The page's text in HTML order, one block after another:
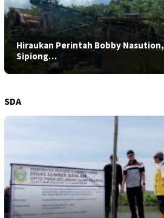
Hiraukan Perintah Bobby
Sipiong…
SDA